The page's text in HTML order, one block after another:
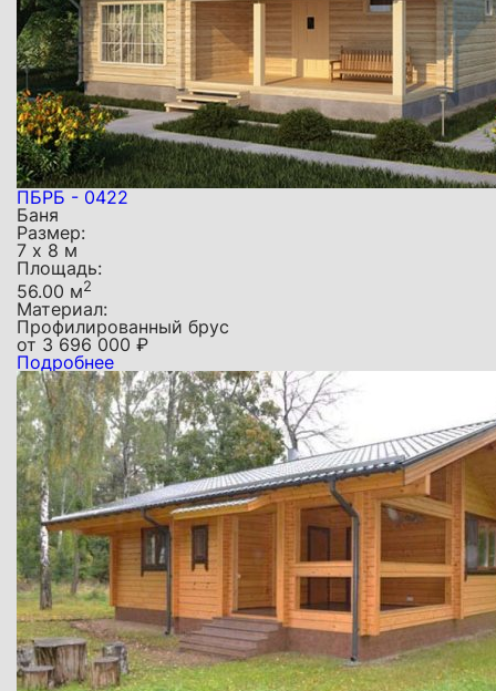
ПБРБ - 0422
Баня
Размер:
7 х 8 м
Площадь:
56.00 м2
Материал:
Профилированный брус
от 3 696 000 ₽
Подробнее